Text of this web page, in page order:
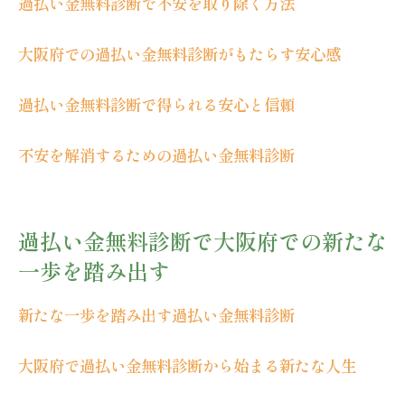
大阪府で過払い金無料診断を受けて未来を
救う
過払い金無料診断で大阪府の未来を再考
大阪府での過払い金無料診断がもたらす安心感
過払い金無料診断で得られる安心と信頼
不安を解消するための過払い金無料診断
過払い金無料診断で大阪府での新たな
一歩を踏み出す
新たな一歩を踏み出す過払い金無料診断
大阪府で過払い金無料診断から始まる新たな人生